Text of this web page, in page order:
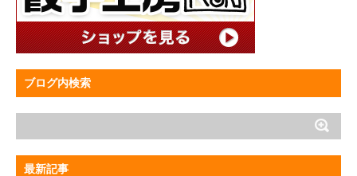
ブログ内検索
最新記事